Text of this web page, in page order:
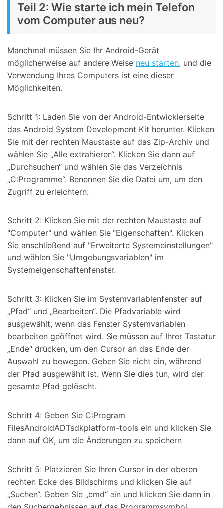
Teil 2: Wie starte ich mein Telefon
vom Computer aus neu?
Manchmal müssen Sie Ihr Android-Gerät
möglicherweise auf andere Weise neu starten, und die
Verwendung Ihres Computers ist eine dieser
Möglichkeiten.
Schritt 1: Laden Sie von der Android-Entwicklerseite
das Android System Development Kit herunter. Klicken
Sie mit der rechten Maustaste auf das Zip-Archiv und
wählen Sie „Alle extrahieren“. Klicken Sie dann auf
„Durchsuchen“ und wählen Sie das Verzeichnis
„C:Programme“. Benennen Sie die Datei um, um den
Zugriff zu erleichtern.
Schritt 2: Klicken Sie mit der rechten Maustaste auf
"Computer" und wählen Sie "Eigenschaften". Klicken
Sie anschließend auf "Erweiterte Systemeinstellungen"
und wählen Sie "Umgebungsvariablen" im
Systemeigenschaftenfenster.
Schritt 3: Klicken Sie im Systemvariablenfenster auf
„Pfad“ und „Bearbeiten“. Die Pfadvariable wird
ausgewählt, wenn das Fenster Systemvariablen
bearbeiten geöffnet wird. Sie müssen auf Ihrer Tastatur
„Ende“ drücken, um den Cursor an das Ende der
Auswahl zu bewegen. Geben Sie nicht ein, während
der Pfad ausgewählt ist. Wenn Sie dies tun, wird der
gesamte Pfad gelöscht.
Schritt 4: Geben Sie C:Program
FilesAndroidADTsdkplatform-tools ein und klicken Sie
dann auf OK, um die Änderungen zu speichern
Schritt 5: Platzieren Sie Ihren Cursor in der oberen
rechten Ecke des Bildschirms und klicken Sie auf
„Suchen“. Geben Sie „cmd“ ein und klicken Sie dann in